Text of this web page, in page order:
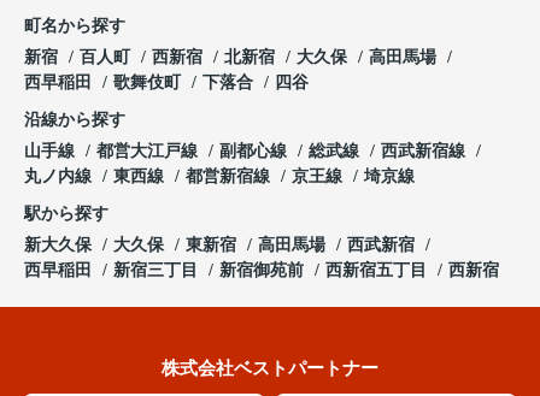
町名から探す
新宿
百人町 西新宿 北新宿 大久保
高田馬場
西早稲田
歌舞伎町 下落合 四谷
沿線から探す
山手線
都営大江戸線 副都心線 総武線
西武新宿線
丸ノ内線
東西線 都営新宿線 京王線 埼京線
駅から探す
新大久保
大久保 東新宿 高田馬場
西武新宿
西早稲田
新宿三丁目 新宿御苑前 西新宿五丁目 西新宿
株式会社ベストパートナー